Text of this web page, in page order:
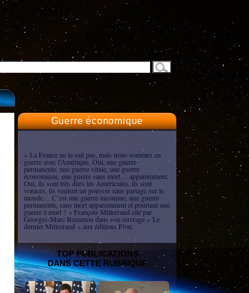
Guerre économique
« La France ne le sait pas, mais nous sommes en
guerre avec l’Amérique. Oui, une guerre
permanente, une guerre vitale, une guerre
économique, une guerre sans mort… apparemment.
Oui, ils sont très durs les Américains, ils sont
voraces, ils veulent un pouvoir sans partage sur le
monde… C’est une guerre inconnue, une guerre
permanente, sans mort apparemment et pourtant une
guerre à mort ! » François Mitterrand cité par
Georges-Marc Benamou dans son ouvrage « Le
dernier Mitterrand » aux éditions Plon.
TOP PUBLICATIONS
DANS CETTE RUBRIQUE